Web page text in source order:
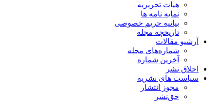
هیات تحریریه
نمایه نامه ها
بیانیه حریم خصوصی
تاریخچه مجله
آرشیو مقالات
شماره‌های مجله
آخرین شماره
اخلاق نشر
سیاست های نشریه
مجوز انتشار
حق‌نشر